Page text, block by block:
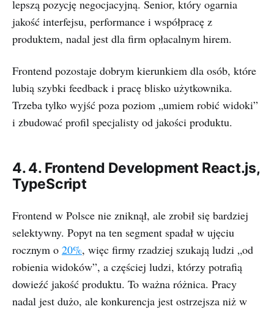
lepszą pozycję negocjacyjną. Senior, który ogarnia
jakość interfejsu, performance i współpracę z
produktem, nadal jest dla firm opłacalnym hirem.
Frontend pozostaje dobrym kierunkiem dla osób, które
lubią szybki feedback i pracę blisko użytkownika.
Trzeba tylko wyjść poza poziom „umiem robić widoki”
i zbudować profil specjalisty od jakości produktu.
4. 4. Frontend Development React.js,
TypeScript
Frontend w Polsce nie zniknął, ale zrobił się bardziej
selektywny. Popyt na ten segment spadał w ujęciu
rocznym o 20%, więc firmy rzadziej szukają ludzi „od
robienia widoków”, a częściej ludzi, którzy potrafią
dowieźć jakość produktu. To ważna różnica. Pracy
nadal jest dużo, ale konkurencja jest ostrzejsza niż w